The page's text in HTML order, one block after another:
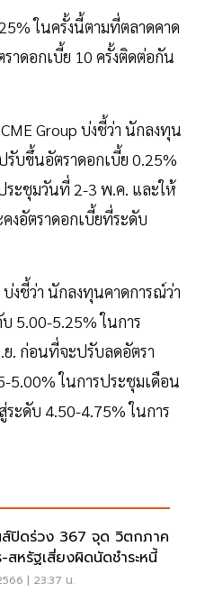
ในครั้งนี้ตามที่ตลาดคาด
าดอกเบี้ย 10 ครั้งติดต่อกัน
Group บ่งชี้ว่า นักลงทุน
บขึ้นอัตราดอกเบี้ย 0.25%
ระชุมวันที่ 2-3 พ.ค. และให้
งอัตราดอกเบี้ยที่ระดับ
งชี้ว่า นักลงทุนคาดการณ์ว่า
5.00-5.25% ในการ
. ก่อนที่จะปรับลดอัตรา
5.00% ในการประชุมเดือน
ะดับ 4.50-4.75% ในการ
ส์ปิดร่วง 367 จุด วิตกภาค
สหรัฐเสี่ยงผิดนัดชำระหนี้
| 23:37 น.